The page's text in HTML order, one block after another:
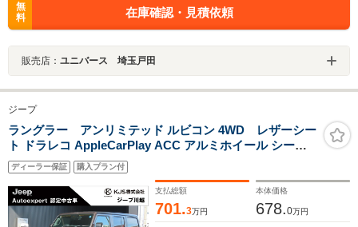
無
料
在庫確認・見積依頼
販売店： ユニバース 埼玉戸田
ジープ
ラングラー アンリミテッド ルビコン 4WD レザーシー
ト ドラレコ AppleCarPlay ACC アルミホイール シート
ヒーター ヒーテッドステアリングホイール パワーシート
ディーラー保証 購入プラン付
支払総額
701.3万円
本体価格
678.0万円